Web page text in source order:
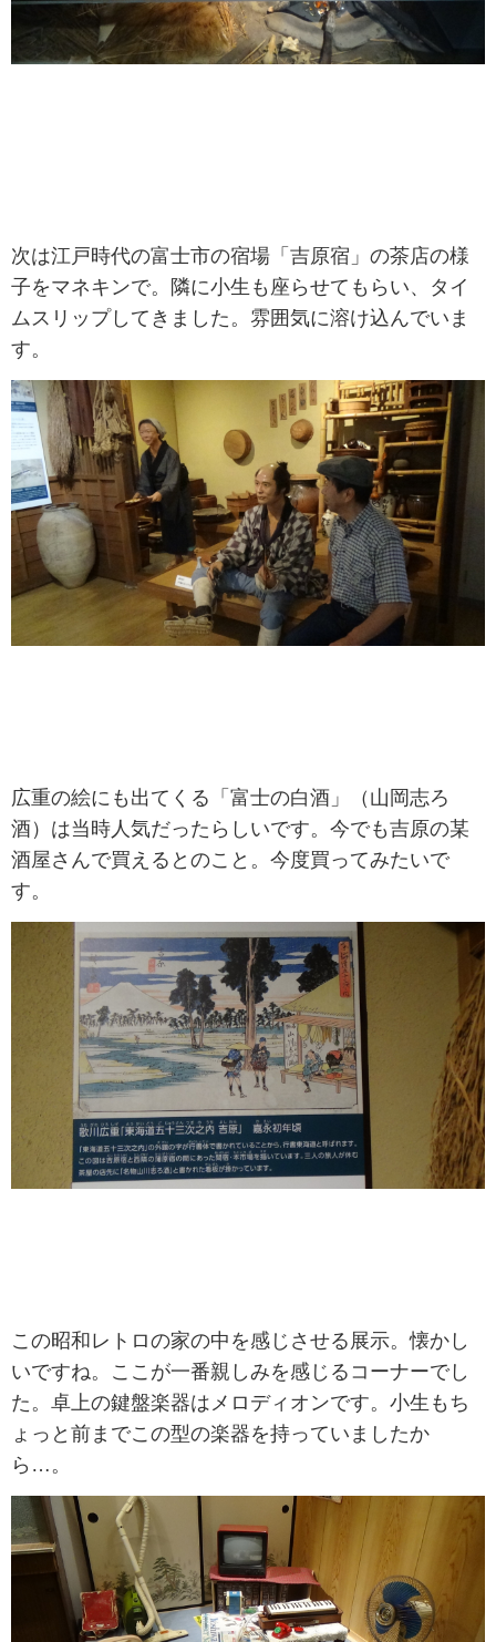
次は江戸時代の富士市の宿場「吉原宿」の茶店の様
子をマネキンで。隣に小生も座らせてもらい、タイ
ムスリップしてきました。雰囲気に溶け込んでいま
す。
広重の絵にも出てくる「富士の白酒」（山岡志ろ
酒）は当時人気だったらしいです。今でも吉原の某
酒屋さんで買えるとのこと。今度買ってみたいで
す。
この昭和レトロの家の中を感じさせる展示。懐かし
いですね。ここが一番親しみを感じるコーナーでし
た。卓上の鍵盤楽器はメロディオンです。小生もち
ょっと前までこの型の楽器を持っていましたか
ら…。